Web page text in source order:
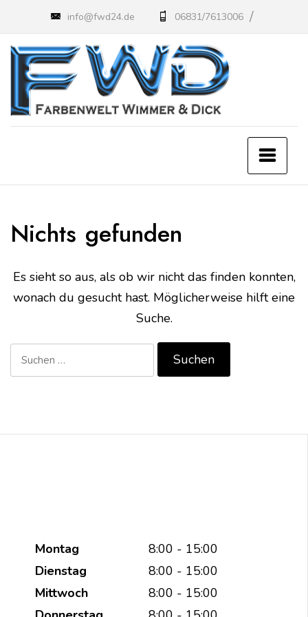
Inhalt
springen
info@fwd24.de 06831/7613006
Nichts gefunden
Es sieht so aus, als ob wir nicht das finden konnten,
wonach du gesucht hast. Möglicherweise hilft eine
Suche.
Suchen
nach:
Montag
8:00 - 15:00
Dienstag
8:00 - 15:00
Mittwoch
8:00 - 15:00